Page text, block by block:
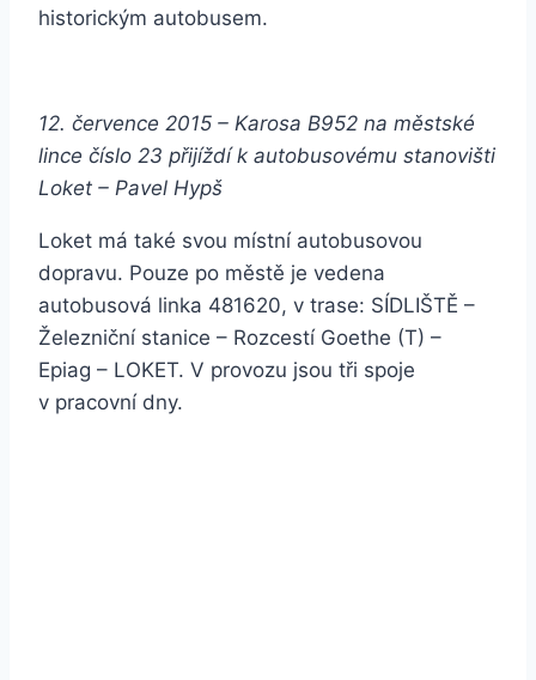
historickým autobusem.
12. července 2015 – Karosa B952 na městské
lince číslo 23 přijíždí k autobusovému stanovišti
Loket – Pavel Hypš
Loket má také svou místní autobusovou
dopravu. Pouze po městě je vedena
autobusová linka 481620, v trase: SÍDLIŠTĚ –
Železniční stanice – Rozcestí Goethe (T) –
Epiag – LOKET. V provozu jsou tři spoje
v pracovní dny.